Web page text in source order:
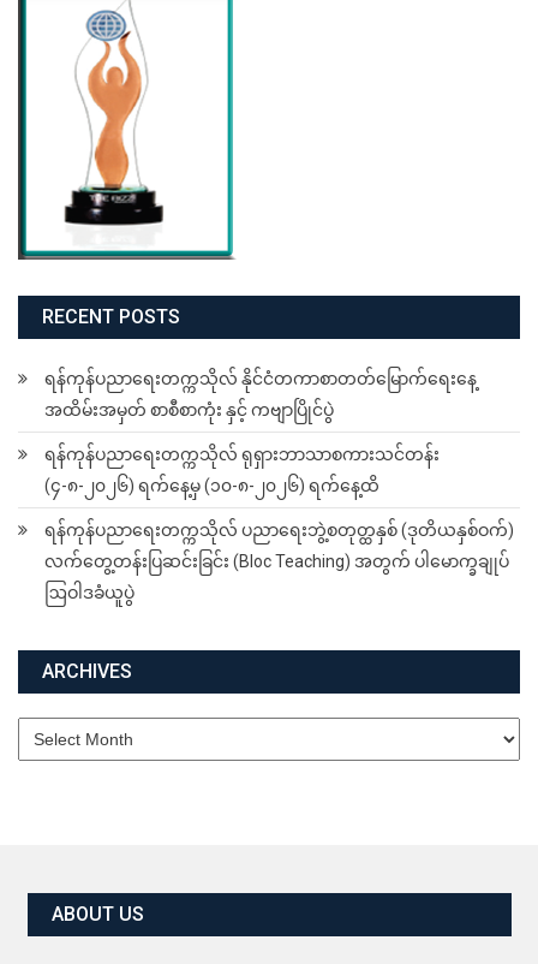
RECENT POSTS
ရန်ကုန်ပညာရေးတက္ကသိုလ် နိုင်ငံတကာစာတတ်မြောက်ရေးနေ့
အထိမ်းအမှတ် စာစီစာကုံး နှင့် ကဗျာပြိုင်ပွဲ
ရန်ကုန်ပညာရေးတက္ကသိုလ် ရုရှားဘာသာစကားသင်တန်း
(၄-၈-၂၀၂၆) ရက်နေ့မှ (၁၀-၈-၂၀၂၆) ရက်နေ့ထိ
ရန်ကုန်ပညာရေးတက္ကသိုလ် ပညာရေးဘွဲ့စတုတ္ထနှစ် (ဒုတိယနှစ်ဝက်)
လက်တွေ့တန်းပြဆင်းခြင်း (Bloc Teaching) အတွက် ပါမောက္ခချုပ်
ဩဝါဒခံယူပွဲ
ARCHIVES
Archives
ABOUT US